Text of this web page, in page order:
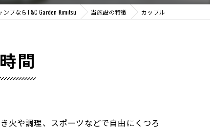
プならT&C Garden Kimitsu 当施設の特徴 カップル
間
火や調理、スポーツなどで自由にくつろ